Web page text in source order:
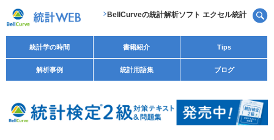
BellCurveの統計解析ソフト エクセル統計
統計学の時間 書籍紹介 Tips
解析事例 統計用語集 ブログ